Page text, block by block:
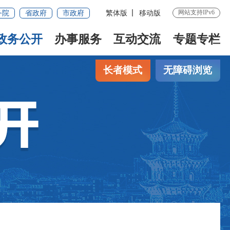
院 省政府 市政府 繁体版 移动版 网站支持IPv6
务公开 办事服务 互动交流 专题专栏
长者模式 无障碍浏览